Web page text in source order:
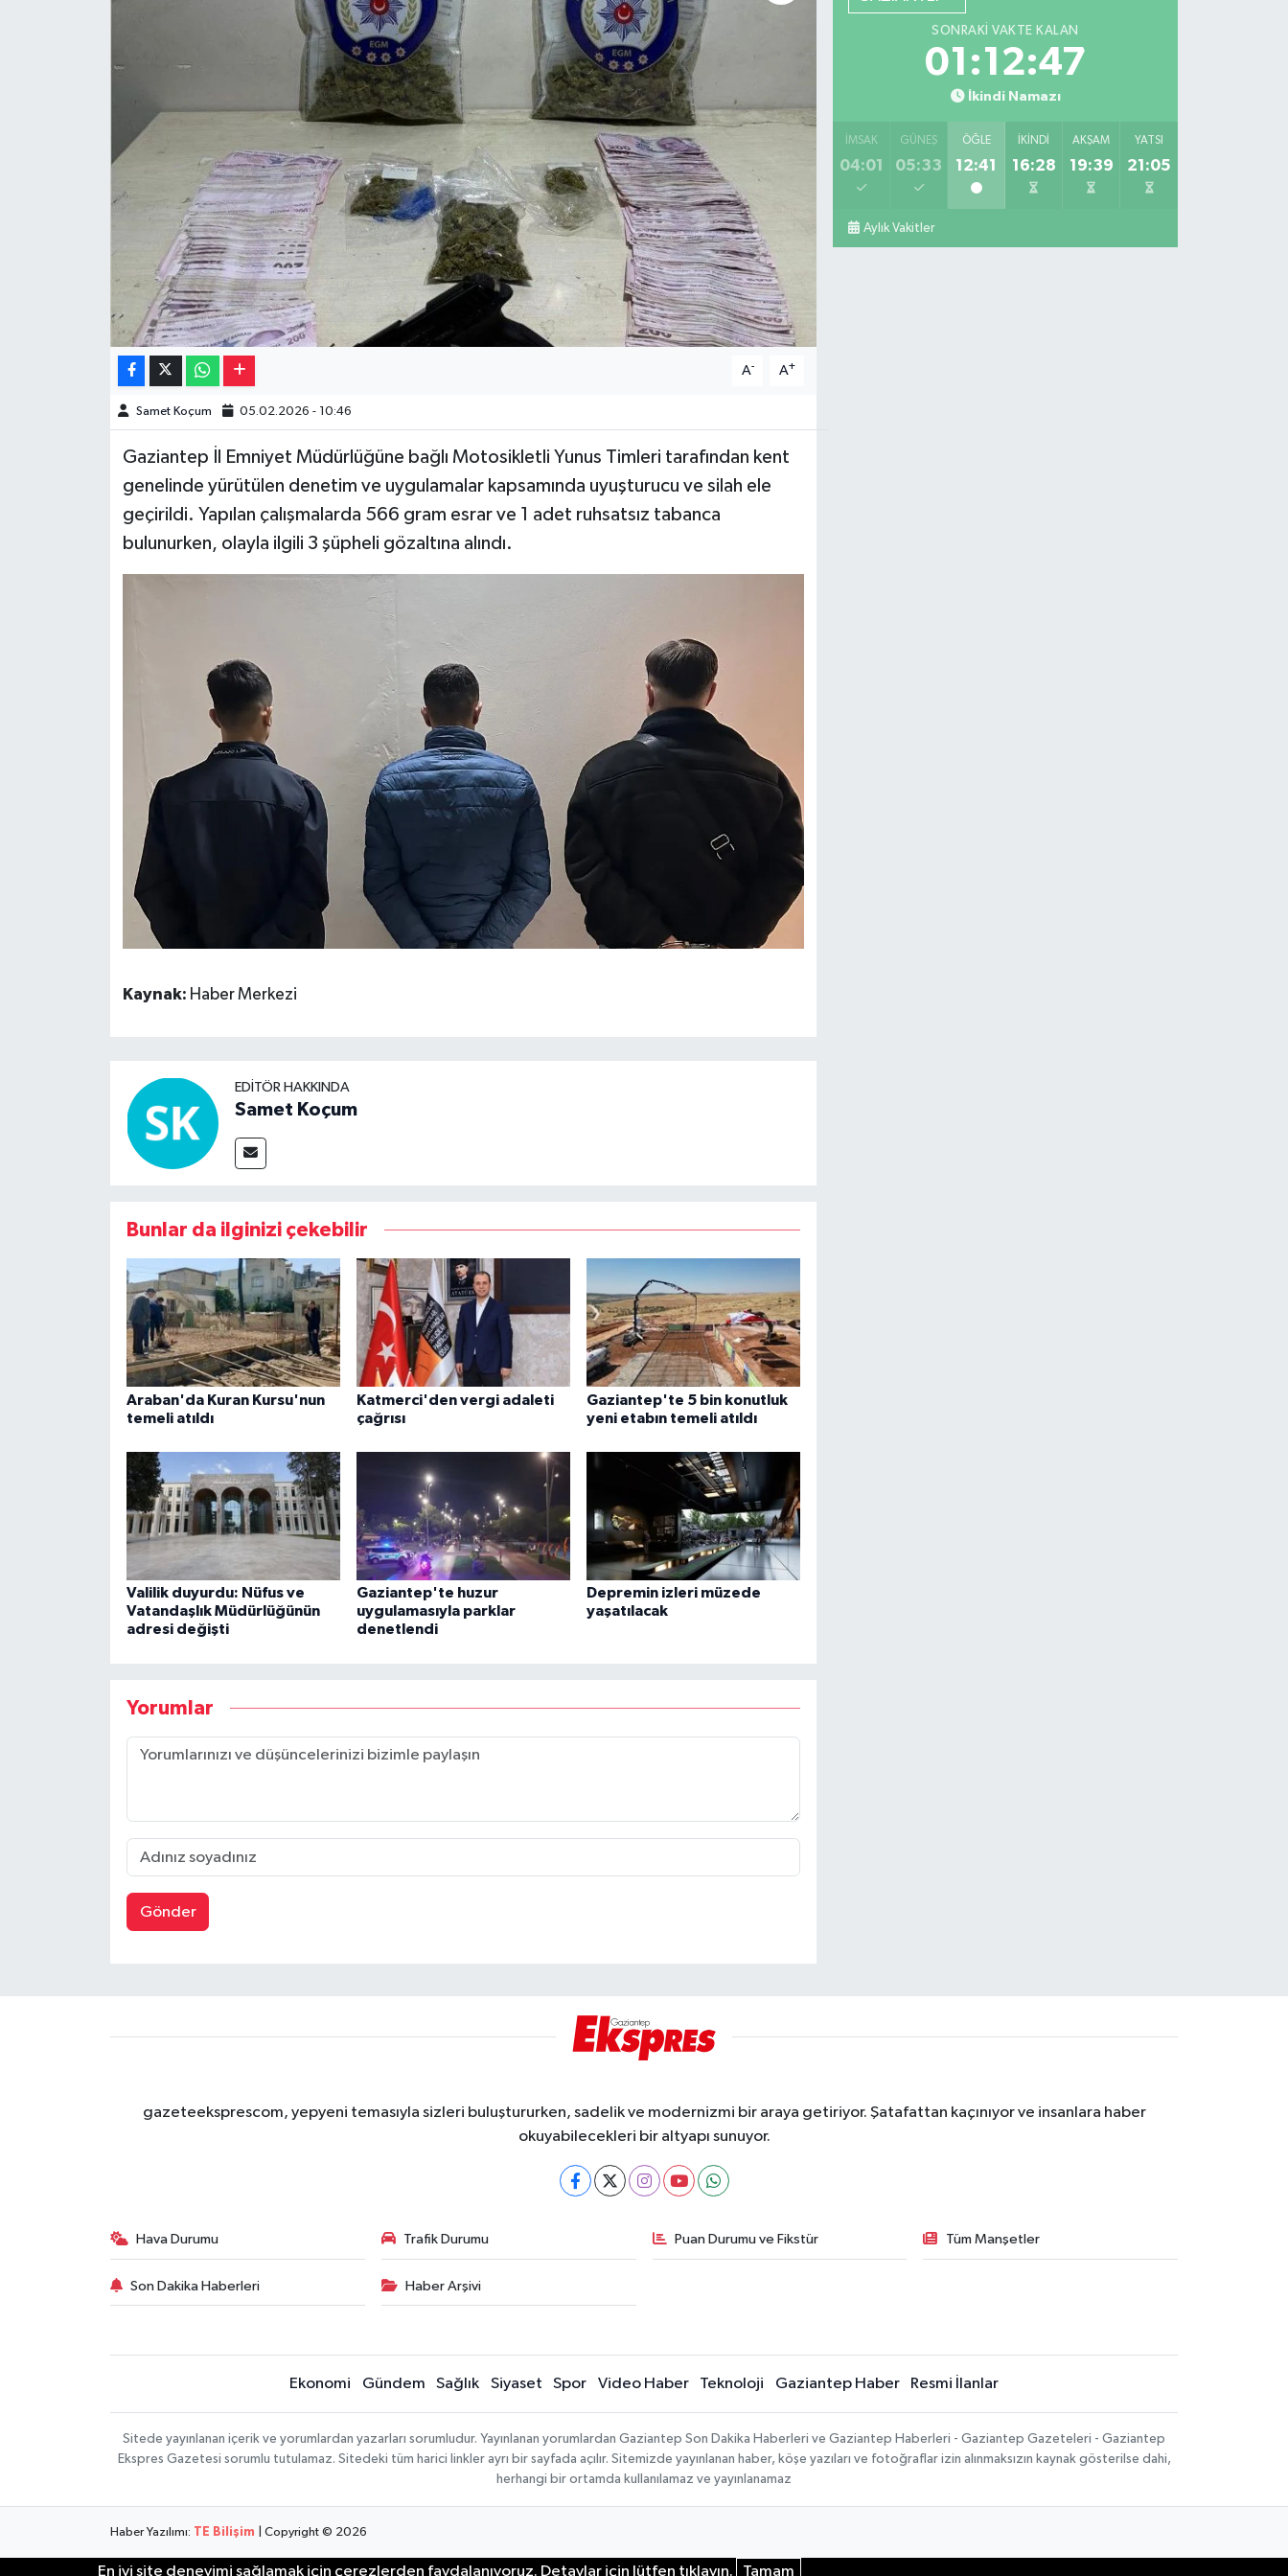
A- A+
Samet Koçum 05.02.2026 - 10:46
Gaziantep İl Emniyet Müdürlüğüne bağlı Motosikletli Yunus Timleri tarafından kent
genelinde yürütülen denetim ve uygulamalar kapsamında uyuşturucu ve silah ele
geçirildi. Yapılan çalışmalarda 566 gram esrar ve 1 adet ruhsatsız tabanca
bulunurken, olayla ilgili 3 şüpheli gözaltına alındı.
Kaynak: Haber Merkezi
EDITÖR HAKKINDA
Samet Koçum
Bunlar da ilginizi çekebilir
Araban'da Kuran Kursu'nun
temeli atıldı
Katmerci'den vergi adaleti
çağrısı
Gaziantep'te 5 bin konutluk
yeni etabın temeli atıldı
Valilik duyurdu: Nüfus ve
Vatandaşlık Müdürlüğünün
adresi değişti
Gaziantep'te huzur
uygulamasıyla parklar
denetlendi
Depremin izleri müzede
yaşatılacak
Yorumlar
Gönder
SONRAKI VAKTE KALAN
01:12:46
İkindi Namazı
İMSAK
04:01
GÜNEŞ
05:33
ÖĞLE
12:41
İKINDI
16:28
AKŞAM
19:39
YATSI
21:05
Aylık Vakitler
gazeteeksprescom, yepyeni temasıyla sizleri buluştururken, sadelik ve modernizmi bir araya getiriyor. Şatafattan kaçınıyor ve insanlara haber
okuyabilecekleri bir altyapı sunuyor.
Hava Durumu Trafik Durumu Puan Durumu ve Fikstür Tüm Manşetler
Son Dakika Haberleri Haber Arşivi
Ekonomi Gündem Sağlık Siyaset Spor Video Haber Teknoloji Gaziantep Haber Resmi İlanlar
Sitede yayınlanan içerik ve yorumlardan yazarları sorumludur. Yayınlanan yorumlardan Gaziantep Son Dakika Haberleri ve Gaziantep Haberleri - Gaziantep Gazeteleri - Gaziantep
Ekspres Gazetesi sorumlu tutulamaz. Sitedeki tüm harici linkler ayrı bir sayfada açılır. Sitemizde yayınlanan haber, köşe yazıları ve fotoğraflar izin alınmaksızın kaynak gösterilse dahi,
herhangi bir ortamda kullanılamaz ve yayınlanamaz
Haber Yazılımı: TE Bilişim | Copyright © 2026
En iyi site deneyimi sağlamak için çerezlerden faydalanıyoruz. Detaylar için lütfen tıklayın. Tamam
Resmi İlanlar
Yeme-İçme